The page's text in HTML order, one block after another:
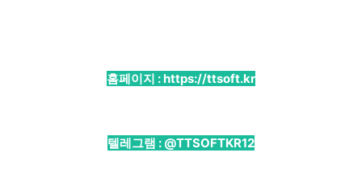
홈페이지 :https://ttsoft.kr
텔레그램 : @TTSOFTKR12